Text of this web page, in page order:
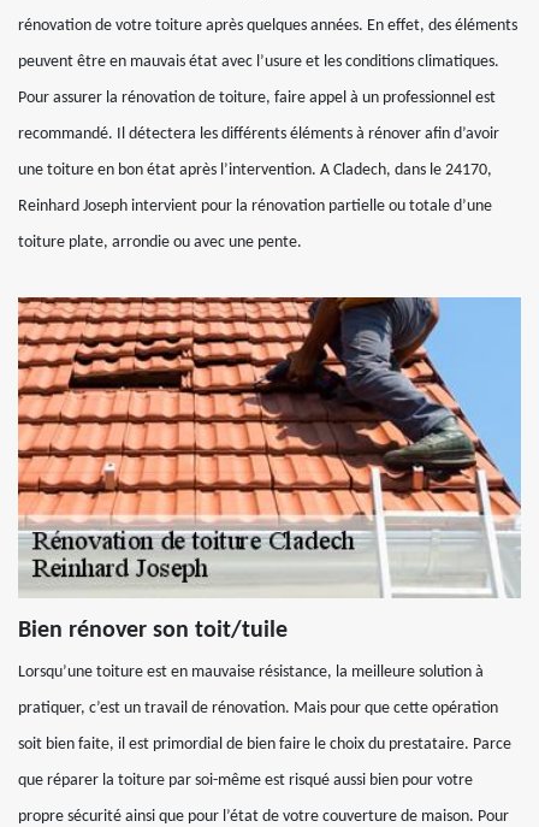
rénovation de votre toiture après quelques années. En effet, des éléments
peuvent être en mauvais état avec l’usure et les conditions climatiques.
Pour assurer la rénovation de toiture, faire appel à un professionnel est
recommandé. Il détectera les différents éléments à rénover afin d’avoir
une toiture en bon état après l’intervention. A Cladech, dans le 24170,
Reinhard Joseph intervient pour la rénovation partielle ou totale d’une
toiture plate, arrondie ou avec une pente.
Bien rénover son toit/tuile
Lorsqu’une toiture est en mauvaise résistance, la meilleure solution à
pratiquer, c’est un travail de rénovation. Mais pour que cette opération
soit bien faite, il est primordial de bien faire le choix du prestataire. Parce
que réparer la toiture par soi-même est risqué aussi bien pour votre
propre sécurité ainsi que pour l’état de votre couverture de maison. Pour